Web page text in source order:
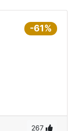
-61%
267